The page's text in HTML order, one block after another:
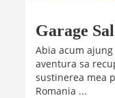
Garage
Abia acum
aventura sa
sustinerea mea
Romania ...